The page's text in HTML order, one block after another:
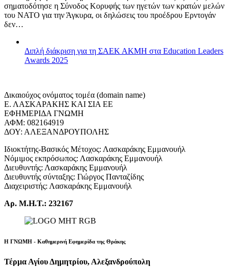
σηματοδότησε η Σύνοδος Κορυφής των ηγετών των κρατών μελών
του ΝΑΤΟ για την Άγκυρα, οι δηλώσεις του προέδρου Ερντογάν
δεν…
Διπλή διάκριση για τη ΣΑΕΚ ΑΚΜΗ στα Education Leaders
Awards 2025
Δικαιούχος ονόματος τομέα (domain name)
Ε. ΛΑΣΚΑΡΑΚΗΣ ΚΑΙ ΣΙΑ ΕΕ
ΕΦΗΜΕΡΙΔΑ ΓΝΩΜΗ
ΑΦΜ: 082164919
ΔΟΥ: ΑΛΕΞΑΝΔΡΟΥΠΟΛΗΣ
Ιδιοκτήτης-Βασικός Μέτοχος: Λασκαράκης Εμμανουήλ
Νόμιμος εκπρόσωπος: Λασκαράκης Εμμανουήλ
Διευθυντής: Λασκαράκης Εμμανουήλ
Διευθυντής σύνταξης: Γιώργος Πανταζίδης
Διαχειριστής: Λασκαράκης Εμμανουήλ
Αρ. Μ.Η.Τ.: 232167
Η ΓΝΩΜΗ - Καθημερινή Εφημερίδα της Θράκης
Τέρμα Αγίου Δημητρίου, Αλεξανδρούπολη